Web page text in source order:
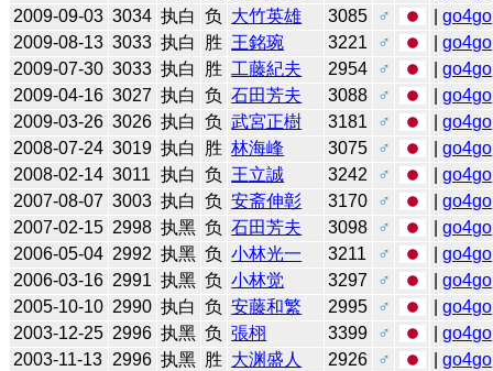
2009-09-03 3034 执白 负 大竹英雄 3085 ♂ |go4go
2009-08-13 3033 执白 胜 王銘琬 3221 ♂ |go4go
2009-07-30 3033 执白 胜 工藤紀夫 2954 ♂ |go4go
2009-04-16 3027 执白 负 石田芳夫 3088 ♂ |go4go
2009-03-26 3026 执白 负 武宮正樹 3181 ♂ |go4go
2008-07-24 3019 执白 胜 林海峰 3075 ♂ |go4go
2008-02-14 3011 执白 负 王立誠 3242 ♂ |go4go
2007-08-07 3003 执白 负 安斋伸彰 3170 ♂ |go4go
2007-02-15 2998 执黑 负 石田芳夫 3098 ♂ |go4go
2006-05-04 2992 执黑 负 小林光一 3211 ♂ |go4go
2006-03-16 2991 执黑 负 小林觉 3297 ♂ |go4go
2005-10-10 2990 执白 负 安藤和繁 2995 ♂ |go4go
2003-12-25 2996 执黑 负 張栩 3399 ♂ |go4go
2003-11-13 2996 执黑 胜 大渊盛人 2926 ♂ |go4go